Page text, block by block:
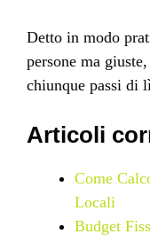
Detto in modo
persone ma
chiunque passi di
Articoli
Come
Locali
Budget